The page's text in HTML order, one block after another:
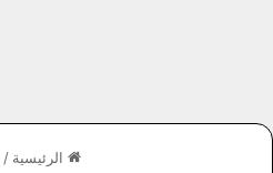
الرئيسية /